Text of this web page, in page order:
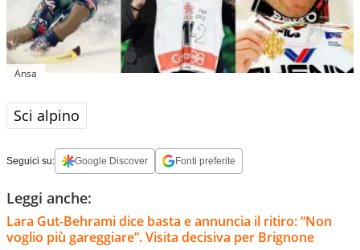
Ansa
Sci alpino
Seguici su: Google Discover Fonti preferite
Leggi anche:
Lara Gut-Behrami dice basta e annuncia il ritiro: “Non
voglio più gareggiare”. Visita decisiva per Brignone